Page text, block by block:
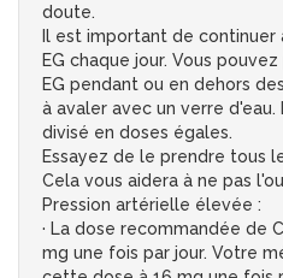
doute.
Il est important de continuer
EG chaque jour. Vous pouvez
EG pendant ou en dehors
à avaler avec un verre
divisé en doses égales.
Essayez de le prendre tous
Cela vous aidera à ne pas
Pression artérielle élevée :
· La dose recommandée de
mg une fois par jour. Votre